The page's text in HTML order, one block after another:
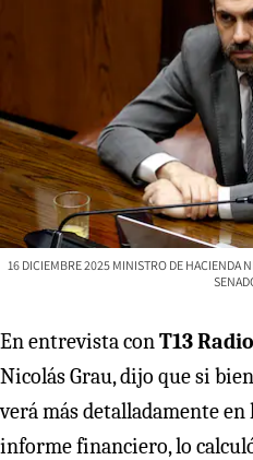
16 DICIEMBRE 2025 MINISTRO DE HACIENDA
En entrevista conT13 Radio
Nicolás Grau, dijo que si
verá más detalladamente
informe financiero, lo